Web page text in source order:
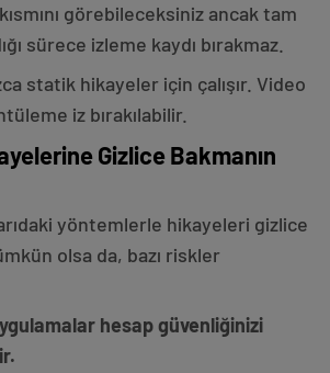
görebileceksiniz ancak tam
sürece izleme kaydı bırakmaz.
statik hikayeler için çalışır. Video
iz bırakılabilir.
Gizlice Bakmanın
yöntemlerle hikayeleri gizlice
olsa da, bazı riskler
hesap güvenliğinizi